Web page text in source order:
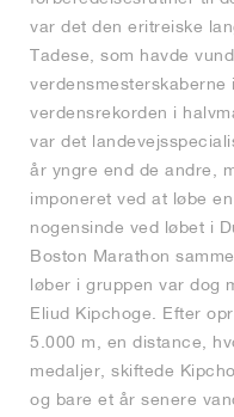
var det den eritreiske
Tadese, som havde
verdensrekorden i
var det
år yngre end de andre,
imponeret ved at løbe
nogensinde ved løbet i
Boston Marathon
løber i gruppen var dog
Eliud Kipchoge. Efter
5.000 m, en distance,
medaljer, skiftede
og bare et år senere